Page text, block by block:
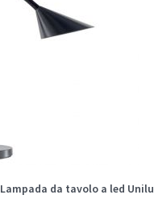
Lampada da tavolo a led